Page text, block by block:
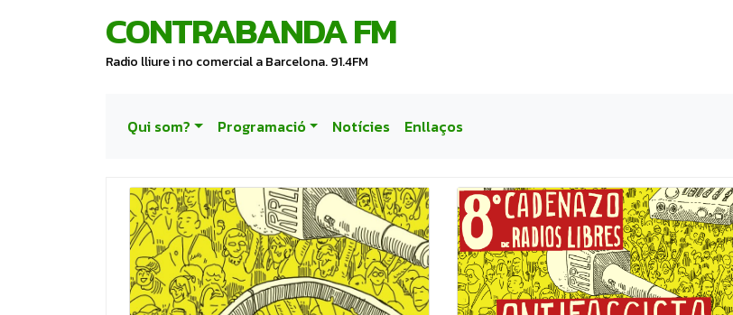
CONTRABANDA FM
Radio lliure i no comercial a Barcelona. 91.4FM
Qui som? Programació Notícies Enllaços